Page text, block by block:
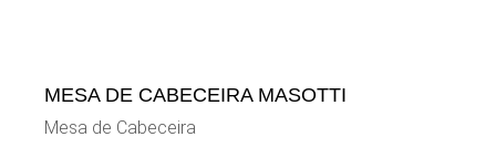
MESA DE CABECEIRA MASOTTI
Mesa de Cabeceira